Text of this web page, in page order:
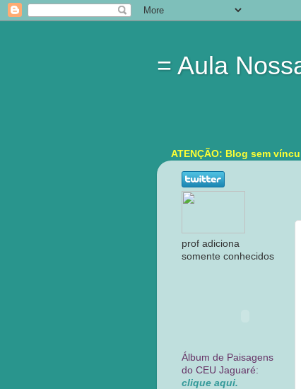
= Aula
ATENÇÃO: Blog sem
prof adiciona
somente conhecidos
Álbum de Paisagens
do CEU Jaguaré:
clique aqui.